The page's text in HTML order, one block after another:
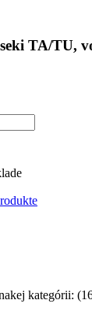
TA/TU,
kategórii: